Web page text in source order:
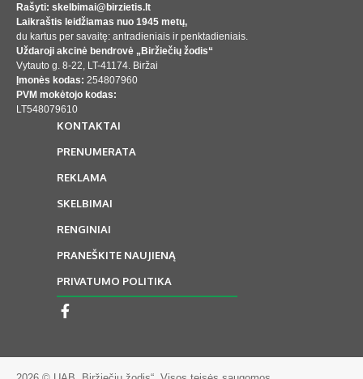
Rašyti: skelbimai@birzietis.lt
Laikraštis leidžiamas nuo 1945 metų,
du kartus per savaitę: antradieniais ir penktadieniais.
Uždaroji akcinė bendrovė „Biržiečių žodis“
Vytauto g. 8-22, LT-41174. Biržai
Įmonės kodas: 254807960
PVM mokėtojo kodas:
LT548079610
KONTAKTAI
PRENUMERATA
REKLAMA
SKELBIMAI
RENGINIAI
PRANEŠKITE NAUJIENĄ
PRIVATUMO POLITIKA